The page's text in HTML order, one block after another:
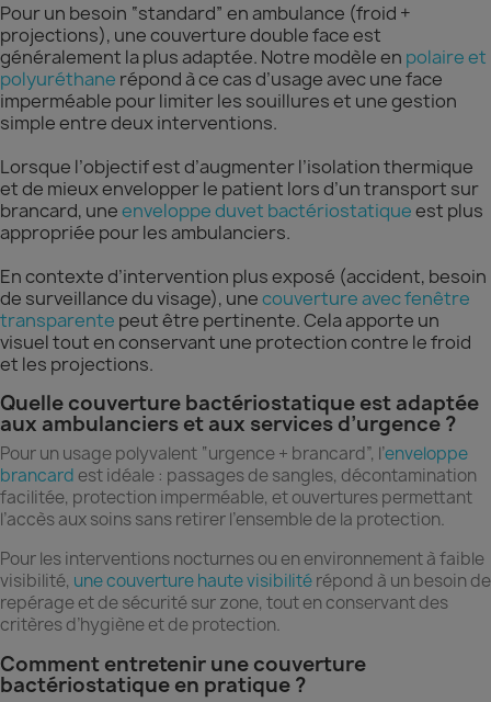
Pour un besoin “standard” en ambulance (froid +
projections), une couverture double face est
généralement la plus adaptée. Notre modèle en polaire et
polyuréthane répond à ce cas d’usage avec une face
imperméable pour limiter les souillures et une gestion
simple entre deux interventions.
Lorsque l’objectif est d’augmenter l’isolation thermique
et de mieux envelopper le patient lors d’un transport sur
brancard, uneenveloppe duvet bactériostatiqueest plus
appropriée pour les ambulanciers.
En contexte d’intervention plus exposé (accident, besoin
de surveillance du visage), unecouverture avec fenêtre
transparente peut être pertinente. Cela apporte un
visuel tout en conservant une protection contre le froid
et les projections.
Quelle couverture bactériostatique est adaptée
aux ambulanciers et aux services d’urgence ?
Pour un usage polyvalent “urgence + brancard”, l’enveloppe
brancard est idéale : passages de sangles, décontamination
facilitée, protection imperméable, et ouvertures permettant
l’accès aux soins sans retirer l’ensemble de la protection.
Pour les interventions nocturnes ou en environnement à faible
visibilité, une couverture haute visibilitérépond à un besoin de
repérage et de sécurité sur zone, tout en conservant des
critères d’hygiène et de protection.
Comment entretenir une couverture
bactériostatique en pratique ?